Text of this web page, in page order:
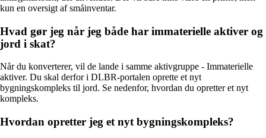
kun en oversigt af småinventar.
Hvad gør jeg når jeg både har immaterielle aktiver og
jord i skat?
Når du konverterer, vil de lande i samme aktivgruppe - Immaterielle
aktiver. Du skal derfor i DLBR-portalen oprette et nyt
bygningskompleks til jord. Se nedenfor, hvordan du opretter et nyt
kompleks.
Hvordan opretter jeg et nyt bygningskompleks?